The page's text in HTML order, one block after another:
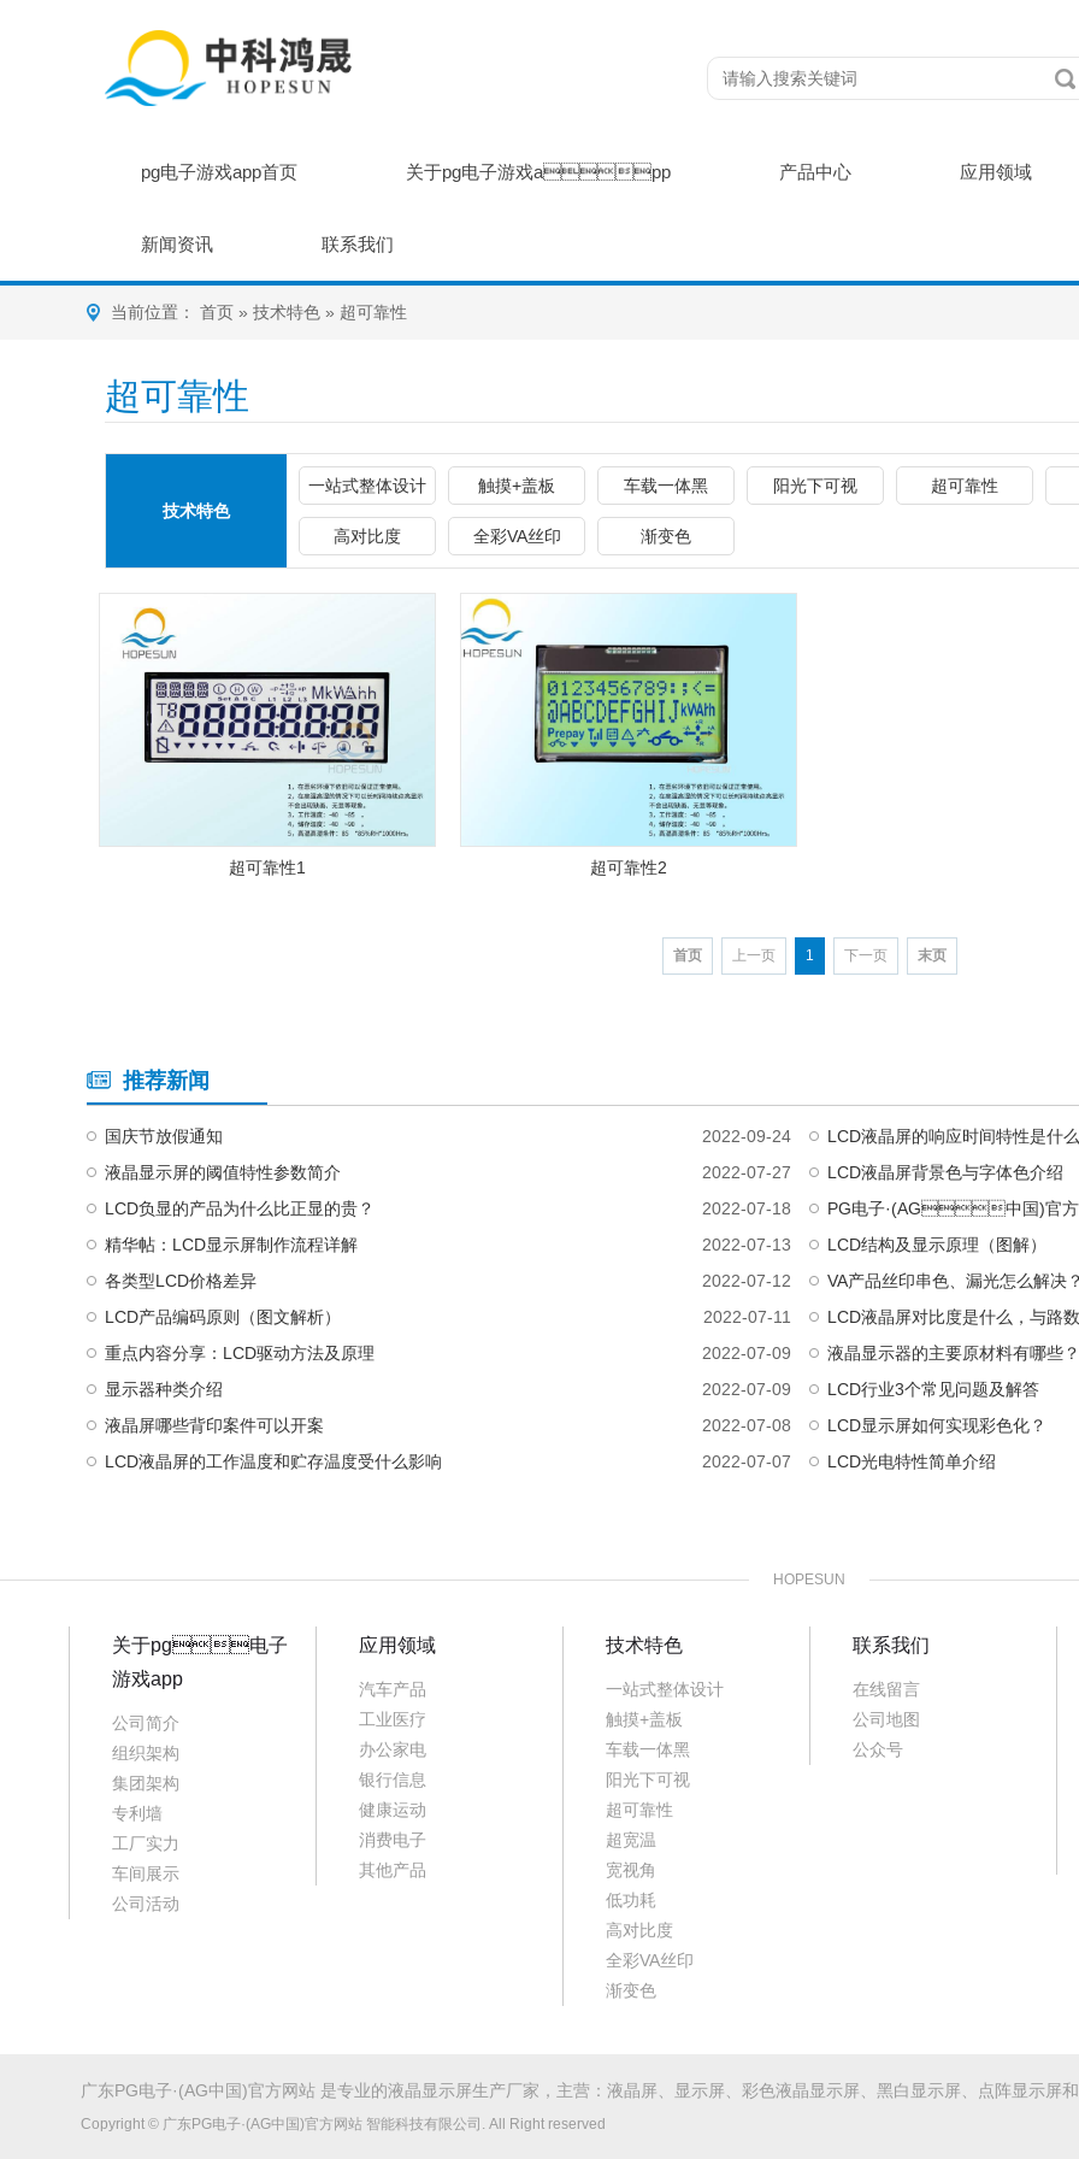
pg电子游戏app首页 关于pg电子游戏app 产品中心 应用领域
新闻资讯 联系我们
当前位置： 首页 » 技术特色 » 超可靠性
超可靠性
技术特色
一站式整体设计 触摸+盖板 车载一体黑 阳光下可视 超可靠性
高对比度 全彩VA丝印 渐变色
超可靠性1 超可靠性2
首页 上一页 1 下一页 末页
推荐新闻
国庆节放假通知 2022-09-24
LCD液晶屏的响应时间特性是什
液晶显示屏的阈值特性参数简介
2022-07-27
LCD液晶屏背景色与字体色介绍
LCD负显的产品为什么比正显的贵？
2022-07-18
精华帖：LCD显示屏制作流程详解
2022-07-13
LCD结构及显示原理（图解）
各类型LCD价格差异
2022-07-12
VA产品丝印串色、漏光怎么解决
LCD产品编码原则（图文解析）
2022-07-11
LCD液晶屏对比度是什么，与路
重点内容分享：LCD驱动方法及原理
2022-07-09
液晶显示器的主要原材料有哪些？
显示器种类介绍
2022-07-09
LCD行业3个常见问题及解答
液晶屏哪些背印案件可以开案
2022-07-08
LCD显示屏如何实现彩色化？
LCD液晶屏的工作温度和贮存温度受什么影响
2022-07-07 LCD光电特性简单介绍
HOPESUN
关于pg电子
游戏app
公司简介
组织架构
集团架构
专利墙
工厂实力
车间展示
公司活动
应用领域
汽车产品
工业医疗
办公家电
银行信息
健康运动
消费电子
其他产品
技术特色
一站式整体设计
触摸+盖板
车载一体黑
阳光下可视
超可靠性
超宽温
宽视角
低功耗
高对比度
全彩VA丝印
渐变色
联系我们
在线留言
公司地图
公众号
广东PG电子·(AG中国)官方网站 是专业的液晶显示屏生产厂家，主营：液晶屏、显示屏、 彩色液晶显示屏 黑白显示屏 、点阵显示屏
Copyright © 广东PG电子·(AG中国)官方网站 智能科技有限公司. All Right reserved